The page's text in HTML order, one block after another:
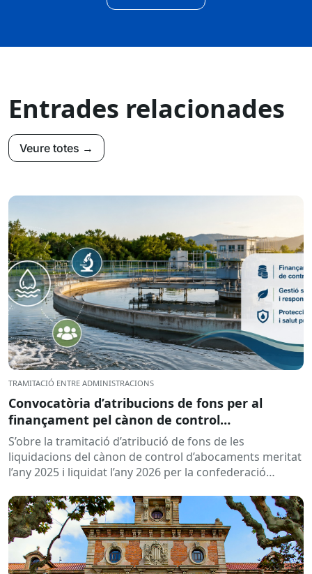
Entrades relacionades
Veure totes →
TRAMITACIÓ ENTRE ADMINISTRACIONS
Convocatòria d’atribucions de fons per al
finançament pel cànon de control
d’abocaments meritat l’any 2025 i liquidat l’any
2026
S’obre la tramitació d’atribució de fons de les
liquidacions del cànon de control d’abocaments meritat
l’any 2025 i liquidat l’any 2026 per la confederació